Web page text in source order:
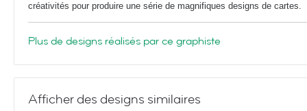
créativités pour produire une série de magnifiques designs de cartes.
Plus de designs réalisés par ce graphiste
Afficher des designs similaires